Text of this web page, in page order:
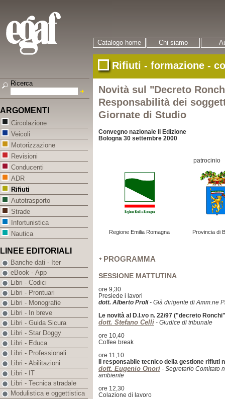
Catalogo home Chi siamo
Rifiuti - formazione -
Novità sul "Decreto
Responsabilità dei
Giornate di Studio
Convegno nazionale II Edizione
Bologna 30 settembre 2000
patrocinio
Regione Emilia Romagna Provincia di
PROGRAMMA
SESSIONE MATTUTINA
ore 9,30
Presiede i lavori
dott. Alberto Proli- Già dirigente di Amm.ne
Le novità al D.l.vo n. 22/97 ("decreto
dott. Stefano Celli - Giudice di tribunale
ore 10,40
Coffee break
ore 11,10
Il responsabile tecnico della gestione rifiuti
dott. Eugenio Onori - Segretario Comitato
ambiente
ore 12,30
Colazione di lavoro
Ricerca
ARGOMENTI
Circolazione
Veicoli
Motorizzazione
Revisioni
Conducenti
ADR
Rifiuti
Autotrasporto
Strade
Infortunistica
Nautica
LINEE EDITORIALI
Banche dati - Iter
eBook - App
Libri - Codici
Libri - Prontuari
Libri - Monografie
Libri - In breve
Libri - Guida Sicura
Libri - Star Doggy
Libri - Educa
Libri - Professionali
Libri - Abilitazioni
Libri - IT
Libri - Tecnica stradale
Modulistica e oggettistica